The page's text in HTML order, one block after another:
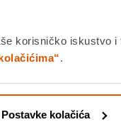
korisničko iskustvo
.
Postavke kolačića
Specifikacije
svojih kolega iz legla.